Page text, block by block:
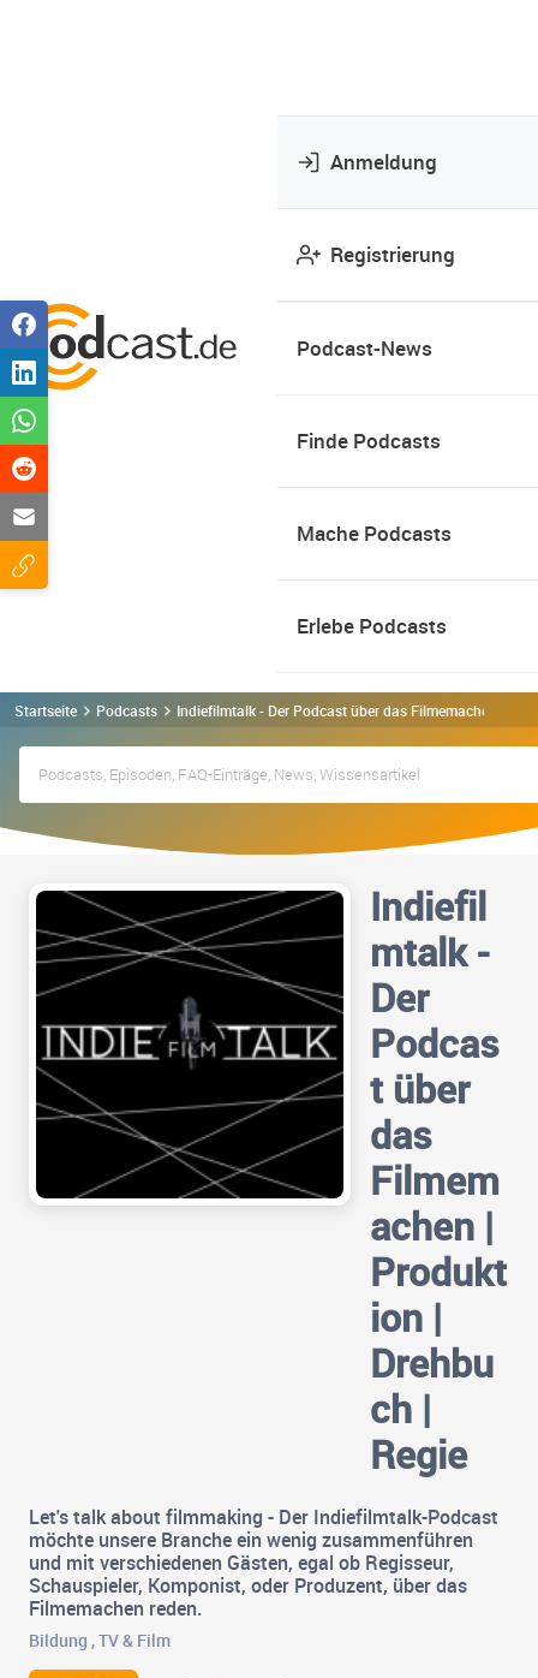
Anmeldung
Registrierung
Podcast-News
Finde Podcasts
Mache Podcasts
Erlebe Podcasts
Startseite Podcasts Indiefilmtalk - Der Podcast über das Filmemachen |
Indiefil
mtalk -
Der
Podcas
t über
das
Filmem
achen |
Produkt
ion |
Drehbu
ch |
Regie
Let's talk about filmmaking - Der Indiefilmtalk-Podcast
möchte unsere Branche ein wenig zusammenführen
und mit verschiedenen Gästen, egal ob Regisseur,
Schauspieler, Komponist, oder Produzent, über das
Filmemachen reden.
Bildung ,TV & Film